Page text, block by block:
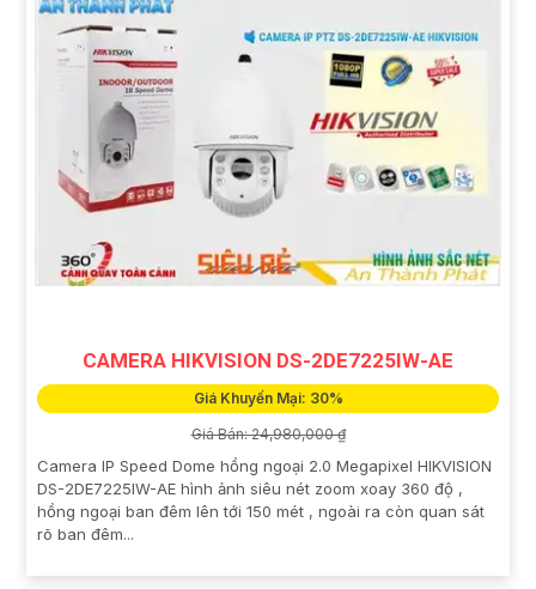
CAMERA HIKVISION DS-2DE7225IW-AE
Giá Khuyến Mại: 30%
Giá Bán: 24,980,000 ₫
Camera IP Speed Dome hồng ngoại 2.0 Megapixel HIKVISION
DS-2DE7225IW-AE hình ảnh siêu nét zoom xoay 360 độ ,
hồng ngoại ban đêm lên tới 150 mét , ngoài ra còn quan sát
rõ ban đêm...